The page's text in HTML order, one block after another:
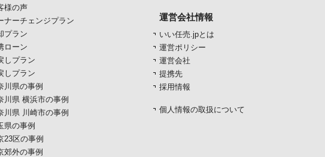
様の声
ナーチェンジプラン
プラン
ローン
しプラン
しプラン
川県の事例
川県 横浜市の事例
川県 川崎市の事例
県の事例
23区の事例
郊外の事例
運営会社情報
いい任売.jpとは
運営ポリシー
運営会社
提携先
採用情報
個人情報の取扱について